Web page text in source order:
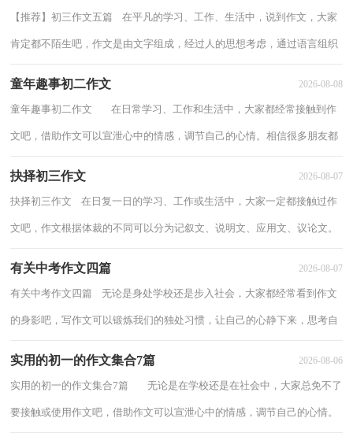
【推荐】初三作文五篇 在平凡的学习、工作、生活中，说到作文，大家
肯定都不陌生吧，作文是由文字组成，经过人的思想考虑，通过语言组织
童年趣事初二作文 2026-08-08
童年趣事初二作文 在日常学习、工作和生活中，大家都经常接触到作
文吧，借助作文可以宣泄心中的情感，调节自己的心情。相信很多朋友都
抉择初三作文 2026-08-07
抉择初三作文 在日复一日的学习、工作或生活中，大家一定都接触过作
文吧，作文根据体裁的不同可以分为记叙文、说明文、应用文、议论文。
有关中考作文四篇 2026-08-07
有关中考作文四篇 无论是身处学校还是步入社会，大家都经常看到作文
的身影吧，写作文可以锻炼我们的独处习惯，让自己的心静下来，思考自
实用的初一的作文集合7篇 2026-08-06
实用的初一的作文集合7篇 无论是在学校还是在社会中，大家总免不了
要接触或使用作文吧，借助作文可以宣泄心中的情感，调节自己的心情。